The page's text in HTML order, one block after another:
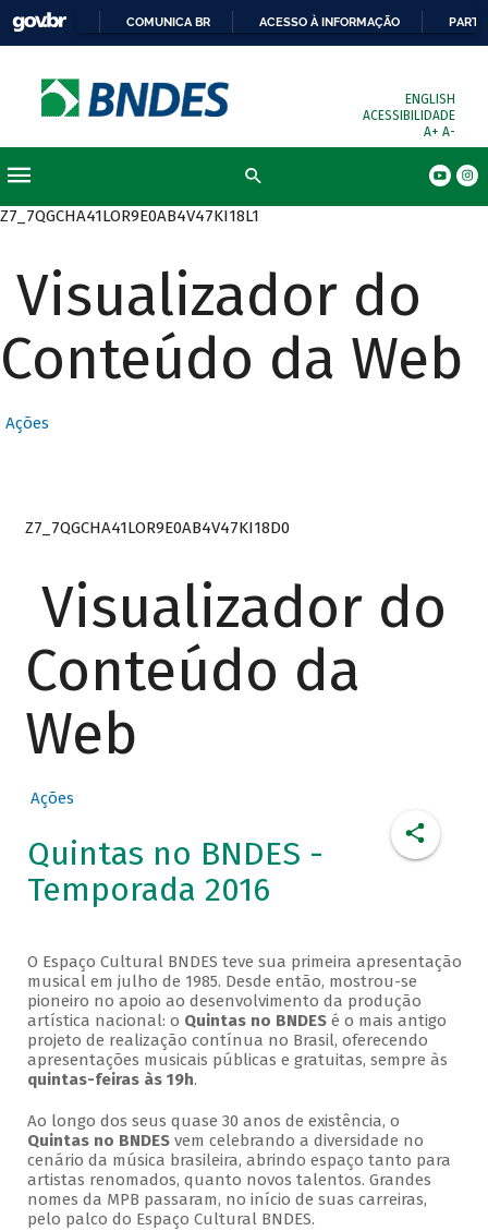
COMUNICA BR ACESSO À INFORMAÇÃO
ENGLISH
ACESSIBILIDADE
A+ A-
Z7_7QGCHA41LOR9E0AB4V47KI18L1
Visualizador do
Conteúdo da Web
Ações
Z7_7QGCHA41LOR9E0AB4V47KI18D0
Visualizador do
Conteúdo da
Web
Ações
Quintas no BNDES -
Temporada 2016
O Espaço Cultural BNDES teve sua primeira apresentação
musical em julho de 1985. Desde então, mostrou-se
pioneiro no apoio ao desenvolvimento da produção
artística nacional: o Quintas no BNDESé o mais antigo
projeto de realização contínua no Brasil, oferecendo
apresentações musicais públicas e gratuitas, sempre às
quintas-feiras às 19h.
Ao longo dos seus quase 30 anos de existência, o
Quintas no BNDESvem celebrando a diversidade no
cenário da música brasileira, abrindo espaço tanto para
artistas renomados, quanto novos talentos. Grandes
nomes da MPB passaram, no início de suas carreiras,
pelo palco do Espaço Cultural BNDES.